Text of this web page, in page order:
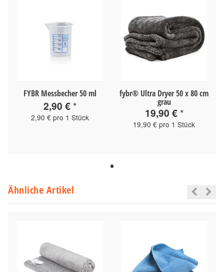
FYBR Messbecher 50 ml
2,90 €*
2,90 € pro 1 Stück
fybr® Ultra Dryer 50 x 80 cm
grau
19,90 €*
19,90 € pro 1 Stück
Ähnliche Artikel